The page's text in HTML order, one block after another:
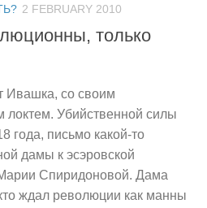
2 FEBRUARY 2010
только
Ивашка, со своим
локтем. Убийственной силы
года, письмо какой-то
дамы к эсэровской
Спиридоновой. Дама
ждал революции как манны